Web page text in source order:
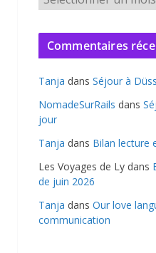
r
c
v
e
s
Commentaires
Tanja dans Séjour à
NomadeSurRails dans
jour
Tanja dans Bilan lecture
Les Voyages de Ly dans
de juin 2026
Tanja dans Our love
communication